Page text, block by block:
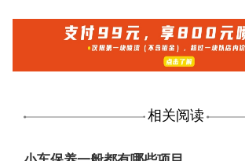
相关阅读